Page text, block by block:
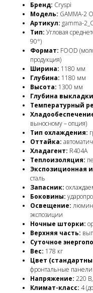
Бренд: Cryspi
Модель: GAMMA-2
Артикул: gamma-
Тип: Угловая
90°)
Формат: FOOD
продукция)
Ширина: 1180 мм
Глубина: 1180 мм
Высота: 1300 мм
Глубина
Температурный
выносному – опция)
Тип охлаждения:
Оттайка:
Хладагент: R404A
Теплоизоляция:
Экспозиционная
сталь
Запасник:
Боковины:
Освещение:
экспозиции
Ночные шторки:
Верхняя часть:
Суточное
Вес: 178 кг
Цвет
фронтальные панели
Напряжение: 220
Климат-класс: 4